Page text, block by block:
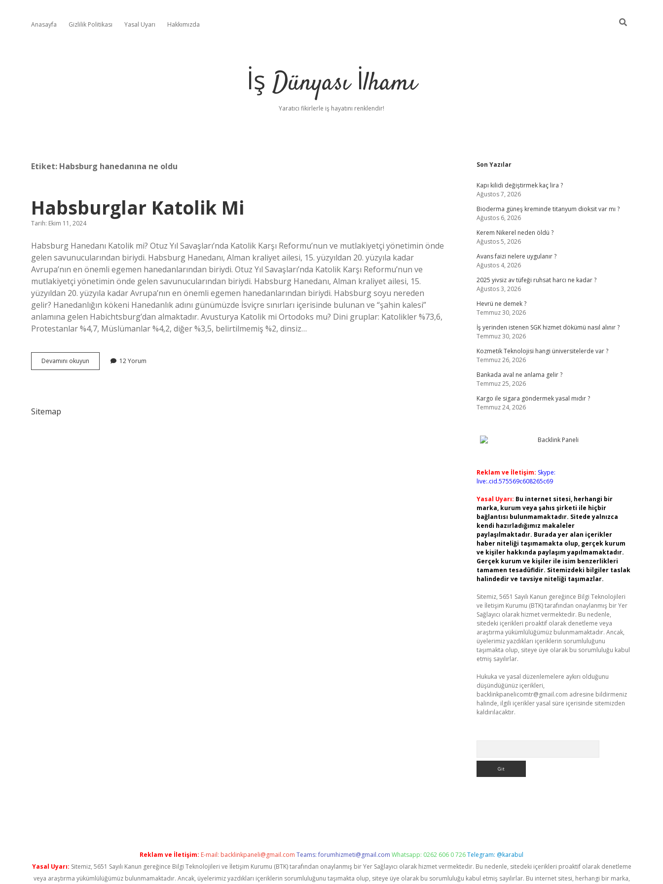
Anasayfa Gizlilik Politikası Yasal Uyarı Hakkımızda
İş Dünyası İlhamı
Yaratıcı fikirlerle iş hayatını renklendir!
Etiket: Habsburg hanedanına ne oldu
Habsburglar Katolik Mi
Tarih: Ekim 11, 2024
Habsburg Hanedanı Katolik mi? Otuz Yıl Savaşları’nda Katolik Karşı Reformu’nun ve mutlakiyetçi yönetimin önde
gelen savunucularından biriydi. Habsburg Hanedanı, Alman kraliyet ailesi, 15. yüzyıldan 20. yüzyıla kadar
Avrupa’nın en önemli egemen hanedanlarından biriydi. Otuz Yıl Savaşları’nda Katolik Karşı Reformu’nun ve
mutlakiyetçi yönetimin önde gelen savunucularından biriydi. Habsburg Hanedanı, Alman kraliyet ailesi, 15.
yüzyıldan 20. yüzyıla kadar Avrupa’nın en önemli egemen hanedanlarından biriydi. Habsburg soyu nereden
gelir? Hanedanlığın kökeni Hanedanlık adını günümüzde İsviçre sınırları içerisinde bulunan ve “şahin kalesi”
anlamına gelen Habichtsburg’dan almaktadır. Avusturya Katolik mi Ortodoks mu? Dini gruplar: Katolikler %73,6,
Protestanlar %4,7, Müslümanlar %4,2, diğer %3,5, belirtilmemiş %2, dinsiz…
Devamını okuyun Habsburglar
Katolik
12 Yorum
Sitemap
Sidebar
Son Yazılar
Kapı kilidi değiştirmek kaç lira ?
Ağustos 7, 2026
Bioderma güneş kreminde titanyum dioksit var mı ?
Ağustos 6, 2026
Kerem Nikerel neden öldü ?
Ağustos 5, 2026
Avans faizi nelere uygulanır ?
Ağustos 4, 2026
2025 yivsiz av tüfeği ruhsat harcı ne kadar ?
Ağustos 3, 2026
Hevrü ne demek ?
Temmuz 30, 2026
İş yerinden istenen SGK hizmet dökümü nasıl alınır ?
Temmuz 30, 2026
Kozmetik Teknolojisi hangi üniversitelerde var ?
Temmuz 26, 2026
Bankada aval ne anlama gelir ?
Temmuz 25, 2026
Kargo ile sigara göndermek yasal mıdır ?
Temmuz 24, 2026
Reklam ve İletişim: Skype:
live:.cid.575569c608265c69
Yasal Uyarı: Bu internet sitesi, herhangi bir
marka, kurum veya şahıs şirketi ile hiçbir
bağlantısı bulunmamaktadır. Sitede yalnızca
kendi hazırladığımız makaleler
paylaşılmaktadır. Burada yer alan içerikler
haber niteliği taşımamakta olup, gerçek kurum
ve kişiler hakkında paylaşım yapılmamaktadır.
Gerçek kurum ve kişiler ile isim benzerlikleri
tamamen tesadüfidir. Sitemizdeki bilgiler taslak
halindedir ve tavsiye niteliği taşımazlar.
Sitemiz, 5651 Sayılı Kanun gereğince Bilgi Teknolojileri
ve İletişim Kurumu (BTK) tarafından onaylanmış bir Yer
Sağlayıcı olarak hizmet vermektedir. Bu nedenle,
sitedeki içerikleri proaktif olarak denetleme veya
araştırma yükümlülüğümüz bulunmamaktadır. Ancak,
üyelerimiz yazdıkları içeriklerin sorumluluğunu
taşımakta olup, siteye üye olarak bu sorumluluğu kabul
etmiş sayılırlar.
Hukuka ve yasal düzenlemelere aykırı olduğunu
düşündüğünüz içerikleri,
backlinkpanelicomtr@gmail.com adresine bildirmeniz
halinde, ilgili içerikler yasal süre içerisinde sitemizden
kaldırılacaktır.
Reklam ve İletişim: E-mail: backlinkpaneli@gmail.com Teams:forumhizmeti@gmail.com Whatsapp: 0262 606 0 726Telegram: @karabul
Yasal Uyarı: Sitemiz, 5651 Sayılı Kanun gereğince Bilgi Teknolojileri ve İletişim Kurumu (BTK) tarafından onaylanmış bir Yer Sağlayıcı olarak hizmet vermektedir. Bu nedenle, sitedeki içerikleri proaktif olarak denetleme
veya araştırma yükümlülüğümüz bulunmamaktadır. Ancak, üyelerimiz yazdıkları içeriklerin sorumluluğunu taşımakta olup, siteye üye olarak bu sorumluluğu kabul etmiş sayılırlar. Bu internet sitesi, herhangi bir marka,